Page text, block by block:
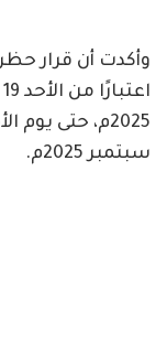
وأكدت أن قرار
سبتمبر 2025م.